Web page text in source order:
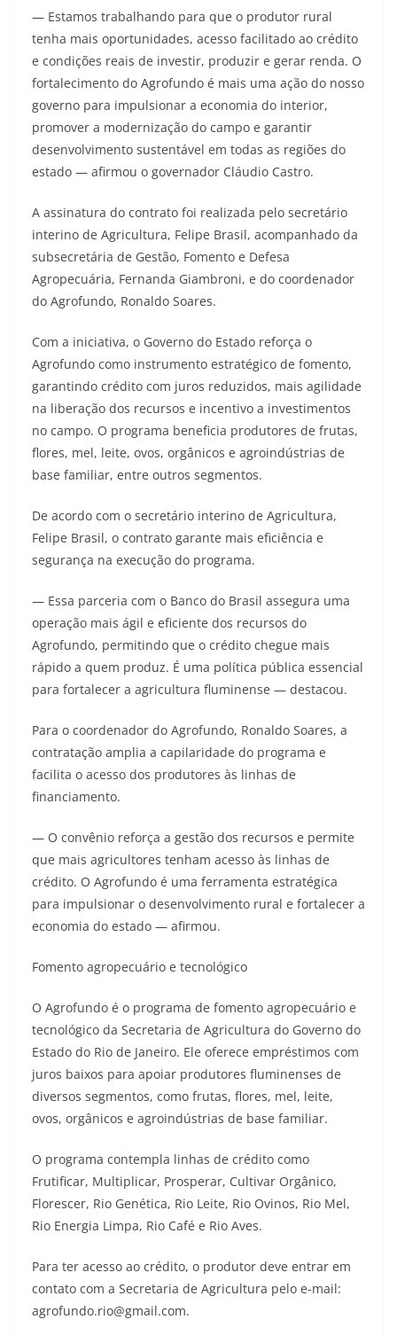
— Estamos trabalhando para que o produtor rural
tenha mais oportunidades, acesso facilitado ao crédito
e condições reais de investir, produzir e gerar renda. O
fortalecimento do Agrofundo é mais uma ação do nosso
governo para impulsionar a economia do interior,
promover a modernização do campo e garantir
desenvolvimento sustentável em todas as regiões do
estado — afirmou o governador Cláudio Castro.
A assinatura do contrato foi realizada pelo secretário
interino de Agricultura, Felipe Brasil, acompanhado da
subsecretária de Gestão, Fomento e Defesa
Agropecuária, Fernanda Giambroni, e do coordenador
do Agrofundo, Ronaldo Soares.
Com a iniciativa, o Governo do Estado reforça o
Agrofundo como instrumento estratégico de fomento,
garantindo crédito com juros reduzidos, mais agilidade
na liberação dos recursos e incentivo a investimentos
no campo. O programa beneficia produtores de frutas,
flores, mel, leite, ovos, orgânicos e agroindústrias de
base familiar, entre outros segmentos.
De acordo com o secretário interino de Agricultura,
Felipe Brasil, o contrato garante mais eficiência e
segurança na execução do programa.
— Essa parceria com o Banco do Brasil assegura uma
operação mais ágil e eficiente dos recursos do
Agrofundo, permitindo que o crédito chegue mais
rápido a quem produz. É uma política pública essencial
para fortalecer a agricultura fluminense — destacou.
Para o coordenador do Agrofundo, Ronaldo Soares, a
contratação amplia a capilaridade do programa e
facilita o acesso dos produtores às linhas de
financiamento.
— O convênio reforça a gestão dos recursos e permite
que mais agricultores tenham acesso às linhas de
crédito. O Agrofundo é uma ferramenta estratégica
para impulsionar o desenvolvimento rural e fortalecer a
economia do estado — afirmou.
Fomento agropecuário e tecnológico
O Agrofundo é o programa de fomento agropecuário e
tecnológico da Secretaria de Agricultura do Governo do
Estado do Rio de Janeiro. Ele oferece empréstimos com
juros baixos para apoiar produtores fluminenses de
diversos segmentos, como frutas, flores, mel, leite,
ovos, orgânicos e agroindústrias de base familiar.
O programa contempla linhas de crédito como
Frutificar, Multiplicar, Prosperar, Cultivar Orgânico,
Florescer, Rio Genética, Rio Leite, Rio Ovinos, Rio Mel,
Rio Energia Limpa, Rio Café e Rio Aves.
Para ter acesso ao crédito, o produtor deve entrar em
contato com a Secretaria de Agricultura pelo e-mail:
agrofundo.rio@gmail.com.